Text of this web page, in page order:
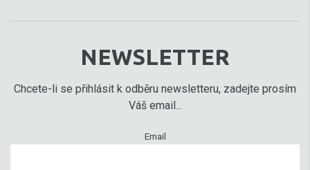
NEWSLETTER
Chcete-li se přihlásit k odběru newsletteru, zadejte prosím
Váš email...
Email